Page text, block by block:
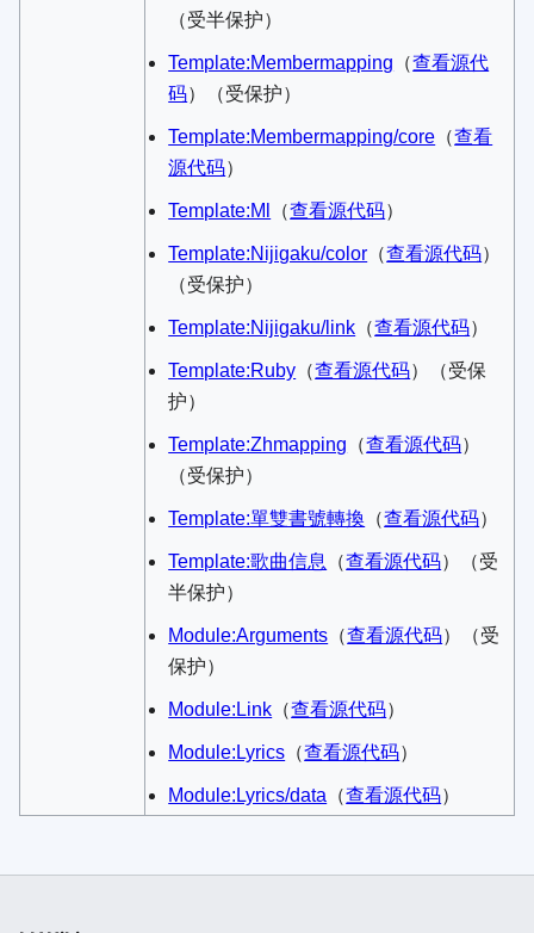
（受半保护）
Template:Membermapping ​（查看源代
码）​（受保护）
Template:Membermapping/core ​（查看
源代码）​
Template:Ml ​（查看源代码）​
Template:Nijigaku/color ​（查看源代码）​
（受保护）
Template:Nijigaku/link ​（查看源代码）​
Template:Ruby ​（查看源代码）​（受保
护）
Template:Zhmapping ​（查看源代码）​
（受保护）
Template:單雙書號轉換 ​（查看源代码）​
Template:歌曲信息 ​（查看源代码）​（受
半保护）
Module:Arguments ​（查看源代码）​（受
保护）
Module:Link ​（查看源代码）​
Module:Lyrics ​（查看源代码）​
Module:Lyrics/data ​（查看源代码）​